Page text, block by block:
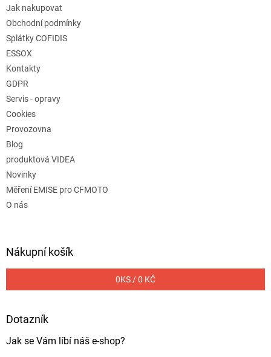
Jak nakupovat
Obchodní podmínky
Splátky COFIDIS
ESSOX
Kontakty
GDPR
Servis - opravy
Cookies
Provozovna
Blog
produktová VIDEA
Novinky
Měření EMISE pro CFMOTO
O nás
Nákupní košík
0KS /0 KČ
Dotazník
Jak se Vám líbí náš e-shop?